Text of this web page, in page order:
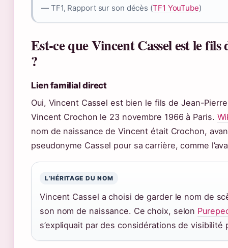
— TF1, Rapport sur son décès (TF1 YouTube)
Est-ce que Vincent Cassel est le fils
?
Lien familial direct
Oui, Vincent Cassel est bien le fils de Jean-
Vincent Crochon le 23 novembre 1966 à Paris.
nom de naissance de Vincent était Crochon,
pseudonyme Cassel pour sa carrière, comme
L’HÉRITAGE DU NOM
Vincent Cassel a choisi de garder le nom de
son nom de naissance. Ce choix, selon
s’expliquait par des considérations de visibilité